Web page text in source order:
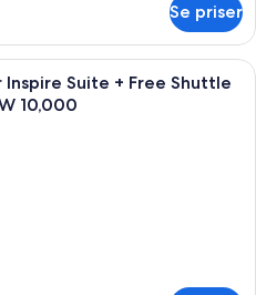
Se priser
Ett modernt hotellrum med en stor
Suite + Free Shuttle
10,000